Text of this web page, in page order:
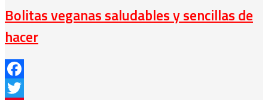
Bolitas veganas saludables y sencillas de
hacer
Facebook